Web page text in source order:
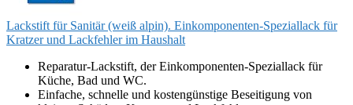
Lackstift für Sanitär (weiß alpin). Einkomponenten-Speziallack für
Kratzer und Lackfehler im Haushalt
Reparatur-Lackstift, der Einkomponenten-Speziallack für
Küche, Bad und WC.
Einfache, schnelle und kostengünstige Beseitigung von